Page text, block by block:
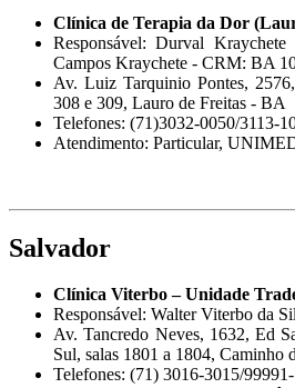
Clínica de Terapia da Dor
Responsável: Durval
Campos Kraychete - CRM: BA
Av. Luiz Tarquinio Pontes,
308 e 309, Lauro de Freitas - BA
Telefones: (71)3032-0050/3113-
Atendimento: Particular,
Salvador
Clínica Viterbo – Unidade
Responsável: Walter Viterbo da
Av. Tancredo Neves, 1632, Ed
Sul, salas 1801 a 1804,
Telefones: (71) 3016-3015/